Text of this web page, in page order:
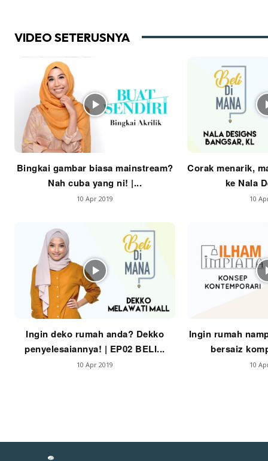
VIDEO SETERUSNYA
Bingkai gambar biasa mainstream?
Nah cuba yang ni! |...
10 Apr 2019
Corak menarik,
ke Nala
10
Ingin deko rumah anda? Dekko
penyelesaiannya! | EP02 BELI...
10 Apr 2019
Ingin rumah
bersaiz
10